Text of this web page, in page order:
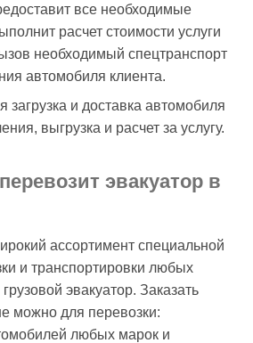
все необходимые
расчет стоимости услуги
необходимый спецтранспорт
автомобиля клиента.
загрузка и доставка автомобиля
выгрузка и расчет за услугу.
эвакуатор в
ассортимент специальной
и транспортировки любых
эвакуатор. Заказать
можно для перевозки:
любых марок и